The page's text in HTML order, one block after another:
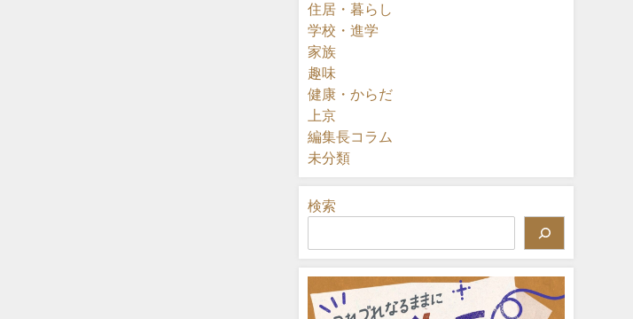
住居・暮らし
学校・進学
家族
趣味
健康・からだ
上京
編集長コラム
未分類
検索